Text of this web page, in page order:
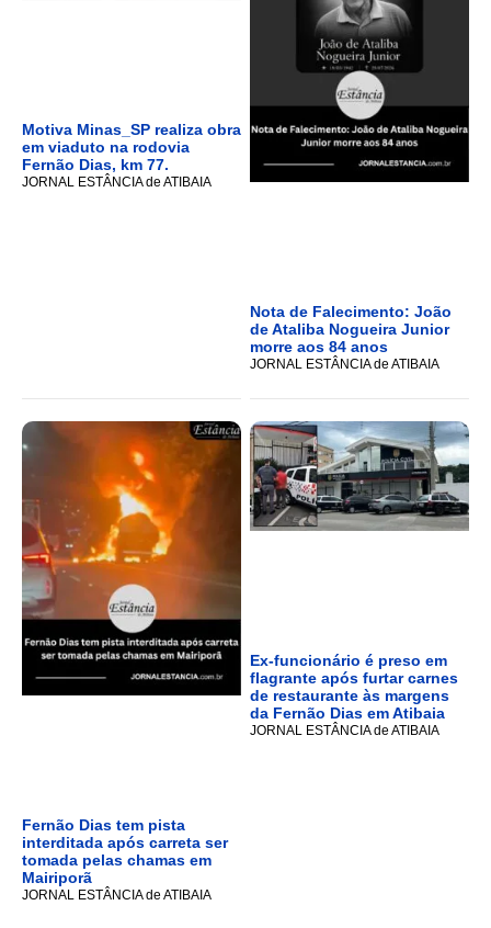
Motiva Minas_SP realiza obra
em viaduto na rodovia
Fernão Dias, km 77.
JORNAL ESTÂNCIA de ATIBAIA
Nota de Falecimento: João
de Ataliba Nogueira Junior
morre aos 84 anos
JORNAL ESTÂNCIA de ATIBAIA
Fernão Dias tem pista
interditada após carreta ser
tomada pelas chamas em
Mairiporã
JORNAL ESTÂNCIA de ATIBAIA
Ex-funcionário é preso em
flagrante após furtar carnes
de restaurante às margens
da Fernão Dias em Atibaia
JORNAL ESTÂNCIA de ATIBAIA